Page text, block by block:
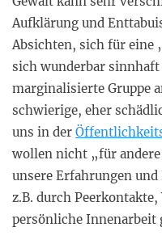
Aufklärung und
Absichten, sich für eine
sich wunderbar sinnhaft
marginalisierte Gruppe
schwierige, eher
uns in der
wollen nicht „für
unsere Erfahrungen
z.B. durch
persönliche Innenarbeit